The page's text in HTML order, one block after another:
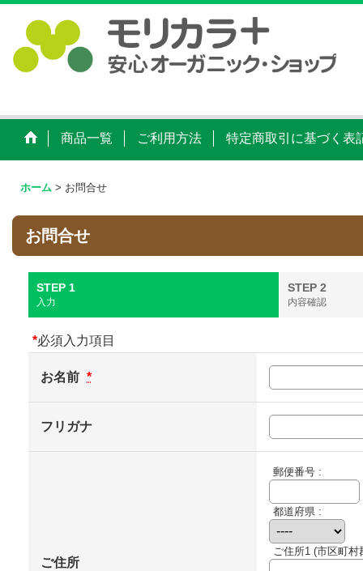
商品一覧 ご利用方法 特定商取引に基づく表
ホーム > お問合せ
お問合せ
STEP 1
入力
STEP 2
内容確認
*必須入力項目
お名前 *
フリガナ
ご住所
郵便番号 :
都道府県 :
ご住所1 (市区町村